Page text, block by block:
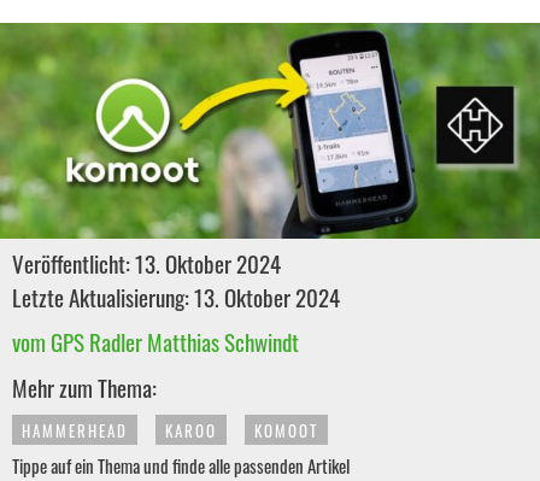
Veröffentlicht: 13. Oktober 2024
Letzte Aktualisierung: 13. Oktober 2024
vom GPS Radler Matthias Schwindt
Mehr zum Thema:
HAMMERHEAD KAROO KOMOOT
Tippe auf ein Thema und finde alle passenden Artikel